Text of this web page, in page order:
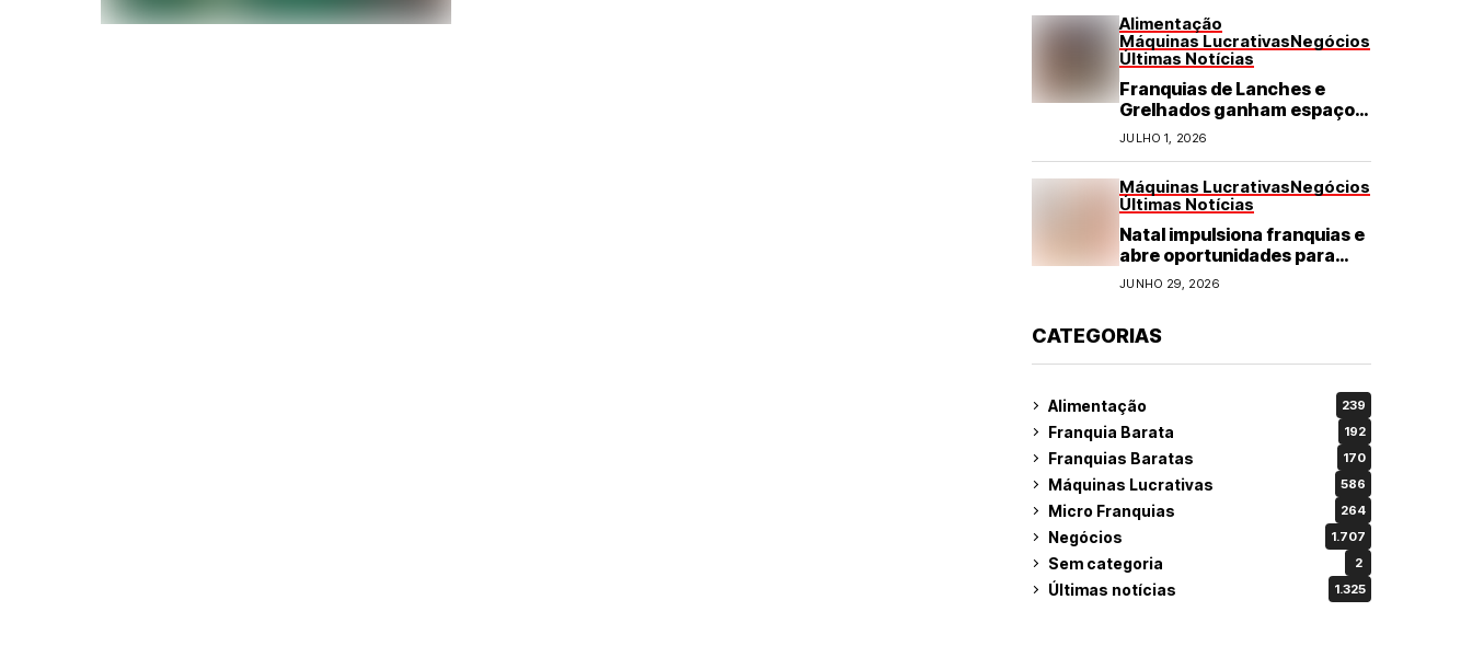
Alimentação
Máquinas LucrativasNegócios
Últimas Notícias
Franquias de Lanches e
Grelhados ganham espaço
com demanda por refeições
rápidas e de qualidade
JULHO 1, 2026
Máquinas LucrativasNegócios
Últimas Notícias
Natal impulsiona franquias e
abre oportunidades para
diversos segmentos do
JUNHO 29, 2026
CATEGORIAS
Alimentação 239
Franquia Barata 192
Franquias Baratas 170
Máquinas Lucrativas 586
Micro Franquias 264
Negócios 1.707
Sem categoria 2
Últimas notícias 1.325